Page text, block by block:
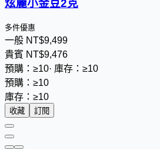
炫麗小金豆2克
多件優惠
一般 NT$9,499
貴賓 NT$9,476
預購：≥10· 庫存：≥10
預購：≥10
庫存：≥10
收藏 訂閱